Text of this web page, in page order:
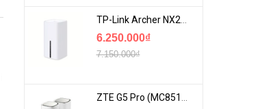
TP-Link Archer NX200 | Bộ Phát WiFi Dùng Sim 5G Tốc Độ Cao Mới FullBox
6.250.000₫
7.150.000₫
ZTE G5 Pro (MC8512) | Router 5G WiFi7 Be7200 Hỗ Trợ Băng Tần 6Ghz Cực Mạnh